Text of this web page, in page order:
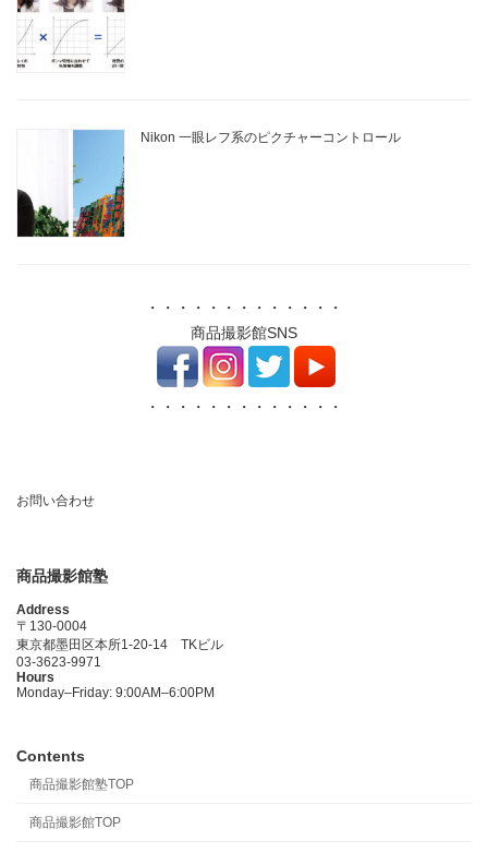
Nikon 一眼レフ系のピクチャーコントロール
・・・・・・・・・・・・・
商品撮影館SNS
・・・・・・・・・・・・・
お問い合わせ
商品撮影館塾
Address
〒130-0004
東京都墨田区本所1-20-14 TKビル
03-3623-9971
Hours
Monday–Friday: 9:00AM–6:00PM
Contents
商品撮影館塾TOP
商品撮影館TOP